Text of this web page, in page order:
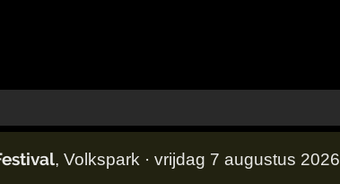
, Volkspark · vrijdag 7 augustus 2026